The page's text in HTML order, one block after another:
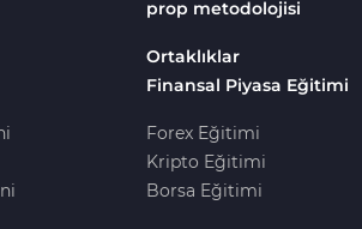
prop metodolojisi
Ortaklıklar
Finansal Piyasa Eğitimi
Forex Eğitimi
Kripto Eğitimi
Borsa Eğitimi